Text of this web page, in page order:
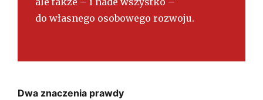
do własnego osobowego rozwoju.
Dwa znaczenia prawdy